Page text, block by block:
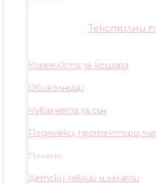
Текстилни
Компелкти за кошара
Обиколници
Чувалчета за сън
Подложки, протектори,
Пелени
Детски хавлии и халати